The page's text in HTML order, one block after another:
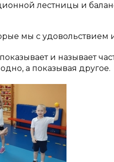
лестницы и
мы с удовольствием
и называет
а показывая другое.